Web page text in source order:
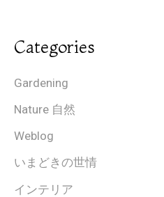
Categories
Gardening
Nature 自然
Weblog
いまどきの世情
インテリア